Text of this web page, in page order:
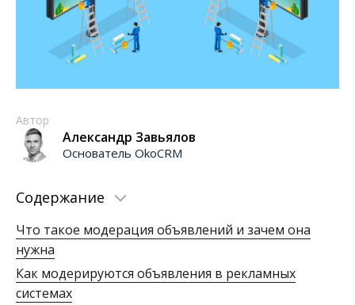
Автор
Александр Завьялов
Основатель OkoCRM
Содержание
Что такое модерация объявлений и зачем она
нужна
Как модерируются объявления в рекламных
системах